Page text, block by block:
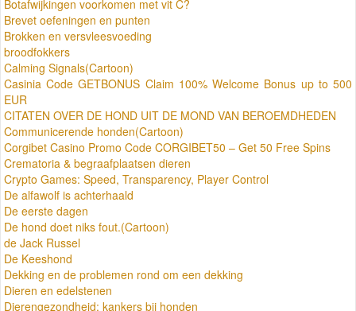
Botafwijkingen voorkomen met vit C?
Brevet oefeningen en punten
Brokken en versvleesvoeding
broodfokkers
Calming Signals(Cartoon)
Casinia Code GETBONUS Claim 100% Welcome Bonus up to 500
EUR
CITATEN OVER DE HOND UIT DE MOND VAN BEROEMDHEDEN
Communicerende honden(Cartoon)
Corgibet Casino Promo Code CORGIBET50 – Get 50 Free Spins
Crematoria & begraafplaatsen dieren
Crypto Games: Speed, Transparency, Player Control
De alfawolf is achterhaald
De eerste dagen
De hond doet niks fout.(Cartoon)
de Jack Russel
De Keeshond
Dekking en de problemen rond om een dekking
Dieren en edelstenen
Dierengezondheid: kankers bij honden